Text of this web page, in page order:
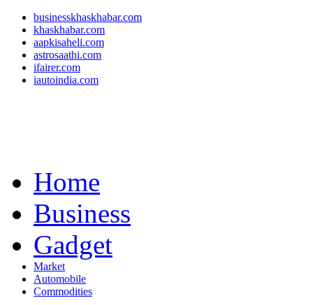
businesskhaskhabar.com
khaskhabar.com
aapkisaheli.com
astrosaathi.com
ifairer.com
iautoindia.com
Home
Business
Gadget
Market
Automobile
Commodities